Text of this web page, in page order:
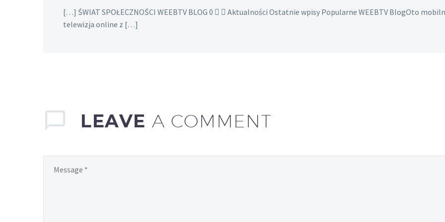
[…] ŚWIAT SPOŁECZNOŚCI WEEBTV BLOG 0   Aktualności Ostatnie wpisy Popularne WEEBTV BlogOto
telewizja online z […]
LEAVE A COMMENT